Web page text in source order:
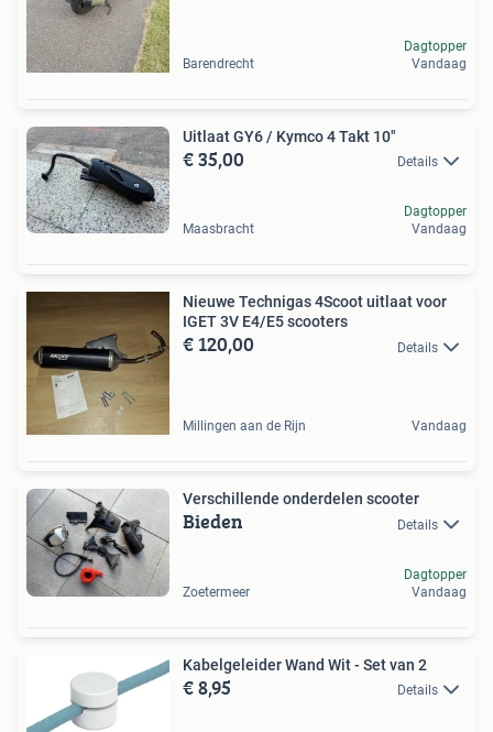
Barendrecht
Dagtopper
Vandaag
Uitlaat GY6 / Kymco 4 Takt 10"
€ 35,00 Details
Maasbracht
Dagtopper
Vandaag
Nieuwe Technigas 4Scoot uitlaat voor
IGET 3V E4/E5 scooters
€ 120,00 Details
Millingen aan de Rijn Vandaag
Verschillende onderdelen scooter
Bieden Details
Zoetermeer
Dagtopper
Vandaag
Kabelgeleider Wand Wit - Set van 2
€ 8,95 Details